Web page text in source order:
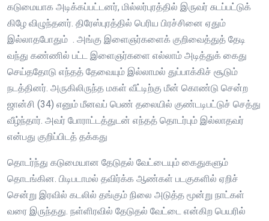
கடுமையாக அடிக்கப்பட்டனர், மில்லர்புரத்தில் இருவர் சுடப்பட்டுக்
கிழே விழுந்தனர். திரேஸ்புரத்தில் பெரிய பிரச்சினை ஏதும்
இல்லாதபோதும் . அங்கு இளைஞர்களைக் குறிவைத்துத் தேடி
வந்து கண்ணில் பட்ட இளைஞர்களை எல்லாம் அடித்துக் கைது
செய்ததோடு எந்தத் தேவையும் இல்லாமல் துப்பாக்கிச் சூடும்
நடத்தினர். அருகிலிருந்த மகள் வீட்டிற்கு மீன் கொண்டு சென்ற
ஜான்சி (34) எனும் மீனவப் பெண் தலையில் குண்டடிபட்டுச் செத்து
வீழ்ந்தார். அவர் போராட்டத்துடன் எந்தத் தொடர்பும் இல்லாதவர்
என்பது குறிப்பிடத் தக்கது
தொடர்ந்து கடுமையான தேடுதல் வேட்டையும் கைதுகளும்
தொடங்கின. பிடிபடாமல் தவிர்க்க ஆண்கள் படகுகளில் ஏறிச்
சென்று இரவில் கடலில் தங்கும் நிலை அடுத்த மூன்று நாட்கள்
வரை இருந்தது. நள்ளிரவில் தேடுதல் வேட்டை என்கிற பெயரில்